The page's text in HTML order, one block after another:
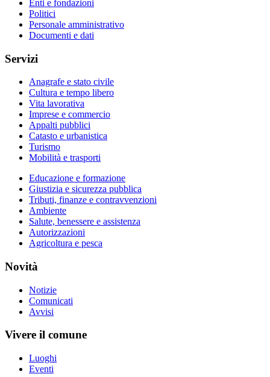
Enti e fondazioni
Politici
Personale amministrativo
Documenti e dati
Servizi
Anagrafe e stato civile
Cultura e tempo libero
Vita lavorativa
Imprese e commercio
Appalti pubblici
Catasto e urbanistica
Turismo
Mobilità e trasporti
Educazione e formazione
Giustizia e sicurezza pubblica
Tributi, finanze e contravvenzioni
Ambiente
Salute, benessere e assistenza
Autorizzazioni
Agricoltura e pesca
Novità
Notizie
Comunicati
Avvisi
Vivere il comune
Luoghi
Eventi